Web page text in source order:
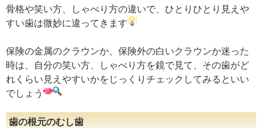
骨格や笑い方、しゃべり方の違いで、ひとりひとり見えや
すい歯は微妙に違ってきます
保険の金属のクラウンか、保険外の白いクラウンか迷った
時は、自分の笑い方、しゃべり方を鏡で見て、その歯がど
れくらい見えやすいかをじっくりチェックしてみるといい
でしょう
歯の根元のむし歯